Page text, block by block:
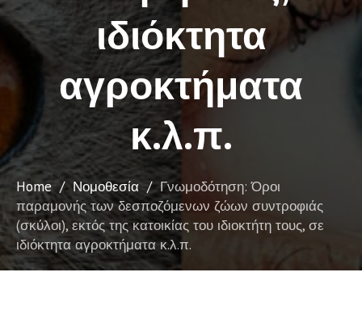
ιδιόκτητα
αγροκτήματα
κ.λ.π.
Home / Νομοθεσία / Γνωμοδότηση: Όροι
παραμονής των δεσποζόμενων ζώων συντροφιάς
(σκύλοι), εκτός της κατοικίας του ιδιοκτήτη τους, σε
ιδιόκτητα αγροκτήματα κ.λ.π.